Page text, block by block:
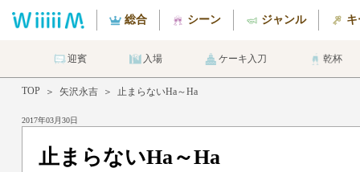
総合 シーン ジャンル キ
迎賓 入場 ケーキ入刀 乾杯
TOP ＞ 矢沢永吉 ＞ 止まらないHa～Ha
2017年03月30日
止まらないHa～Ha